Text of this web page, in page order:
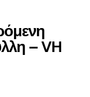
– VH